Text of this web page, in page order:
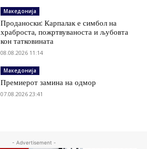
Македонија
Проданоски: Карпалак е симбол на
храброста, пожртвуваноста и љубовта
кон татковината
08.08.2026 11:14
Македонија
Премиерот замина на одмор
07.08.2026 23:41
- Advertisement -